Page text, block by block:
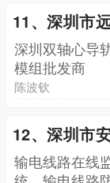
11、深圳市
深圳双轴心导
模组批发商
陈波钦
12、深圳市
输电线路在线